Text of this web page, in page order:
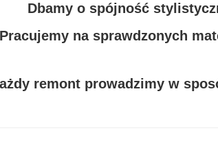
Dbamy o spójność
na sprawdzonych
remont prowadzimy w